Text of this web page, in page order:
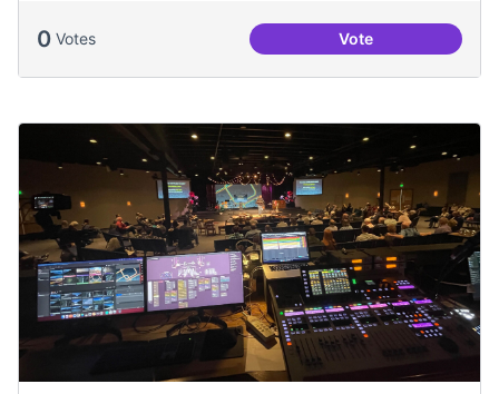
0 Votes VoteHelp with audio